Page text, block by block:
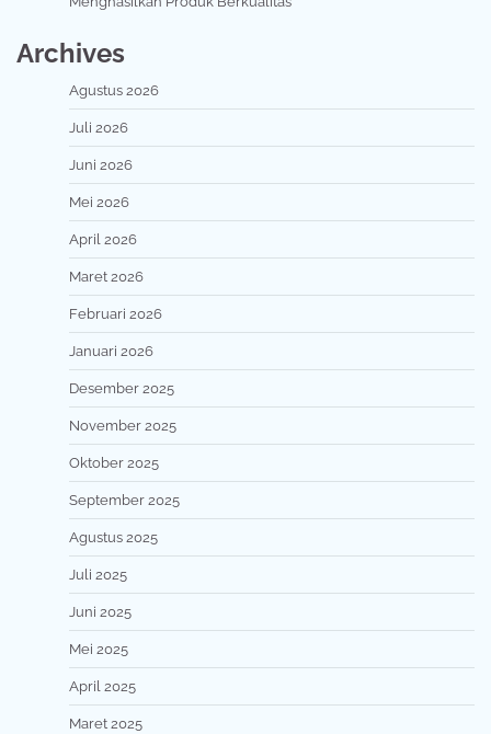
Archives
Agustus 2026
Juli 2026
Juni 2026
Mei 2026
April 2026
Maret 2026
Februari 2026
Januari 2026
Desember 2025
November 2025
Oktober 2025
September 2025
Agustus 2025
Juli 2025
Juni 2025
Mei 2025
April 2025
Maret 2025